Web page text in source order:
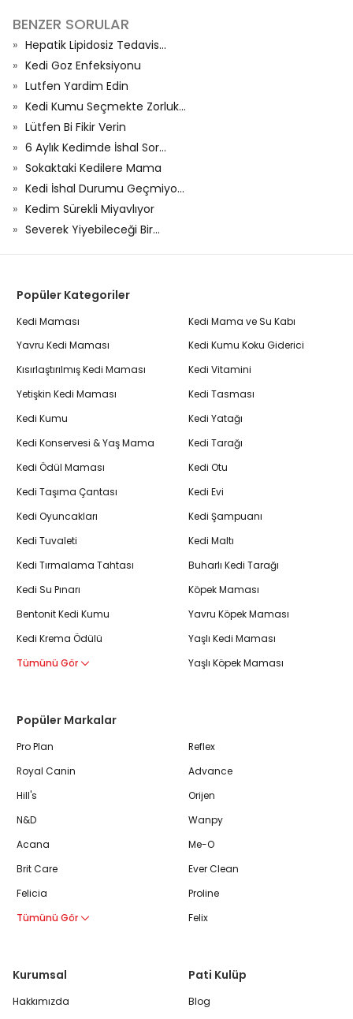
BENZER SORULAR
Hepatik Lipidosiz Tedavis...
Kedi Goz Enfeksiyonu
Lutfen Yardim Edin
Kedi Kumu Seçmekte Zorluk...
Lütfen Bi Fikir Verin
6 Aylık Kedimde İshal Sor...
Sokaktaki Kedilere Mama
Kedi İshal Durumu Geçmiyo...
Kedim Sürekli Miyavlıyor
Severek Yiyebileceği Bir...
Popüler Kategoriler
Kedi Maması
Yavru Kedi Maması
Kısırlaştırılmış Kedi Maması
Yetişkin Kedi Maması
Kedi Kumu
Kedi Konservesi & Yaş Mama
Kedi Ödül Maması
Kedi Taşıma Çantası
Kedi Oyuncakları
Kedi Tuvaleti
Kedi Tırmalama Tahtası
Kedi Su Pınarı
Bentonit Kedi Kumu
Kedi Krema Ödülü
Tümünü Gör
Kedi Mama ve Su Kabı
Kedi Kumu Koku Giderici
Kedi Vitamini
Kedi Tasması
Kedi Yatağı
Kedi Tarağı
Kedi Otu
Kedi Evi
Kedi Şampuanı
Kedi Maltı
Buharlı Kedi Tarağı
Köpek Maması
Yavru Köpek Maması
Yaşlı Kedi Maması
Yaşlı Köpek Maması
Popüler Markalar
Pro Plan
Royal Canin
Hill's
N&D
Acana
Brit Care
Felicia
Tümünü Gör
Reflex
Advance
Orijen
Wanpy
Me-O
Ever Clean
Proline
Felix
Kurumsal
Hakkımızda
Pati Kulüp
Blog